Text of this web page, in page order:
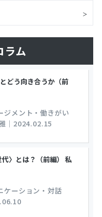
ラム
どう向き合うか（前
ジメント・働きがい
｜ 2024.02.15
代〉とは？（前編） 私
ケーション・対話